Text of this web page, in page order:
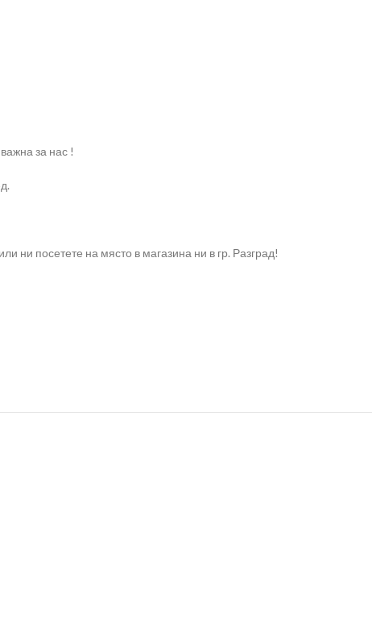
за нас !
ни посетете на място в магазина ни в гр. Разград!